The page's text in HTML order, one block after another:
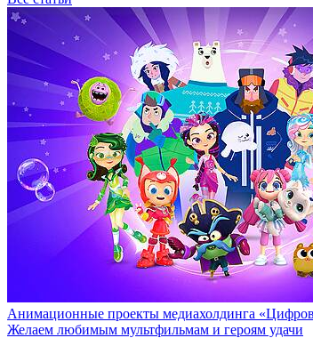
Анимационные проекты медиахолдинга
Желаем любимым мультфильмам и героям удачи